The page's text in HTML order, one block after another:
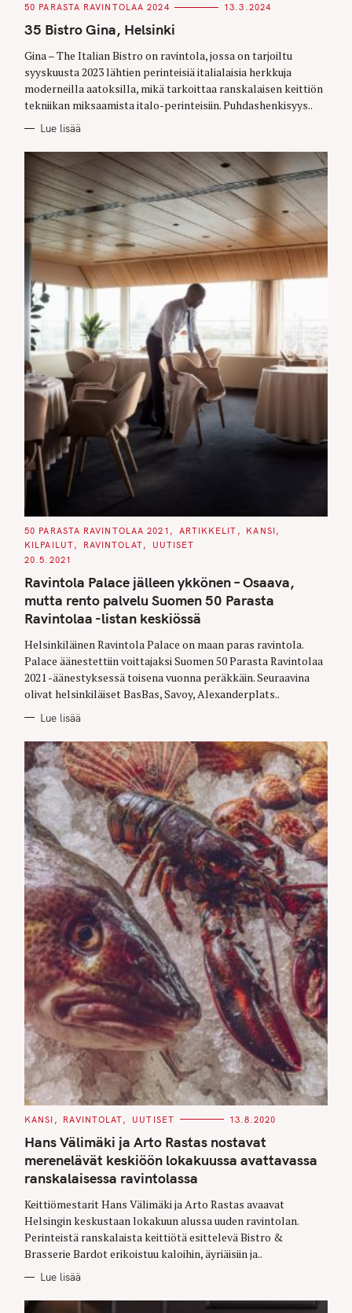
C
T
E
O
R
I
S
50 PARASTA RAVINTOLAA 2024 13.3.2024
35 Bistro Gina, Helsinki
Gina – The Italian Bistro on ravintola, jossa on tarjoiltu
syyskuusta 2023 lähtien perinteisiä italialaisia herkkuja
moderneilla aatoksilla, mikä tarkoittaa ranskalaisen keittiön
tekniikan miksaamista italo-perinteisiin. Puhdashenkisyys..
Lue lisää
C
T
E
O
R
E
S
50 PARASTA RAVINTOLAA 2021 ARTIKKELIT
KANSI
KILPAILUT
RAVINTOLAT
UUTISET
20.5.2021
Ravintola Palace jälleen ykkönen – Osaava,
mutta rento palvelu Suomen 50 Parasta
Ravintolaa -listan keskiössä
Helsinkiläinen Ravintola Palace on maan paras ravintola.
Palace äänestettiin voittajaksi Suomen 50 Parasta Ravintolaa
2021 -äänestyksessä toisena vuonna peräkkäin. Seuraavina
olivat helsinkiläiset BasBas, Savoy, Alexanderplats..
Lue lisää
C
T
E
G
O
R
I
S
KANSI RAVINTOLAT UUTISET 13.8.2020
Hans Välimäki ja Arto Rastas nostavat
merenelävät keskiöön lokakuussa avattavassa
ranskalaisessa ravintolassa
Keittiömestarit Hans Välimäki ja Arto Rastas avaavat
Helsingin keskustaan lokakuun alussa uuden ravintolan.
Perinteistä ranskalaista keittiötä esittelevä Bistro &
Brasserie Bardot erikoistuu kaloihin, äyriäisiin ja..
Lue lisää
S
e
a
r
c
h
f
o